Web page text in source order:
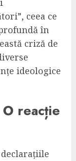
ceea ce
în
criză de
ideologice
reacție